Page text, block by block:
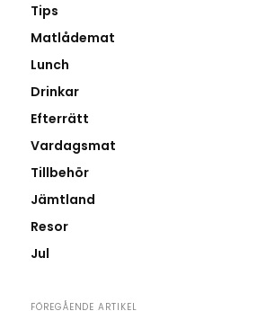
Tips
Matlådemat
Lunch
Drinkar
Efterrätt
Vardagsmat
Tillbehör
Jämtland
Resor
Jul
FÖREGÅENDE ARTIKEL